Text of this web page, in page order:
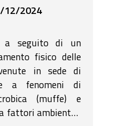
12/2024
a seguito di un
fisico delle
in sede di
a fenomeni di
(muffe) e
fattori ambientali